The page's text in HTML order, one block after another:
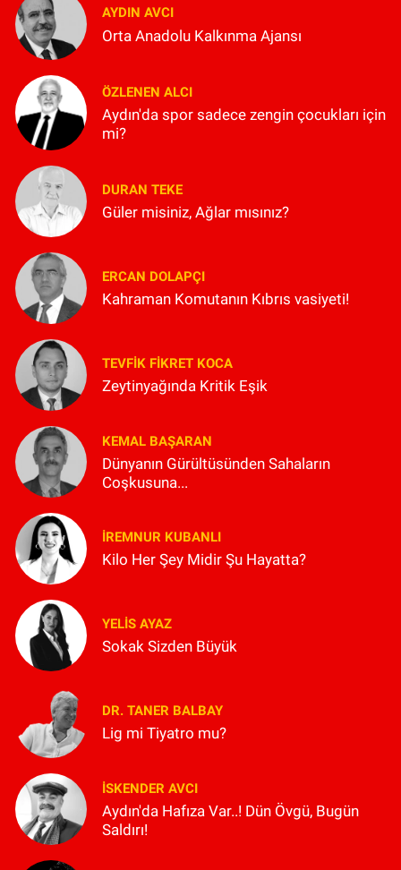
AYDIN AVCI
Orta Anadolu Kalkınma Ajansı
ÖZLENEN ALCI
Aydın'da spor sadece zengin çocukları için
mi?
DURAN TEKE
Güler misiniz, Ağlar mısınız?
ERCAN DOLAPÇI
Kahraman Komutanın Kıbrıs vasiyeti!
TEVFIK FIKRET KOCA
Zeytinyağında Kritik Eşik
KEMAL BAŞARAN
Dünyanın Gürültüsünden Sahaların
Coşkusuna...
İREMNUR KUBANLI
Kilo Her Şey Midir Şu Hayatta?
YELIS AYAZ
Sokak Sizden Büyük
DR. TANER BALBAY
Lig mi Tiyatro mu?
İSKENDER AVCI
Aydın'da Hafıza Var..! Dün Övgü, Bugün
Saldırı!